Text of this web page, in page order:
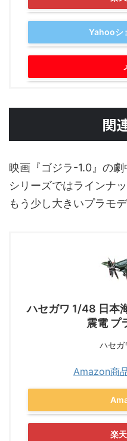
Yahooシ
関
映画『ゴジラ-1.0』の
シリーズではラインナ
もう少し大きいプラモ
ハセガワ 1/48 日本
震電 プ
ハセ
Amazon商
楽